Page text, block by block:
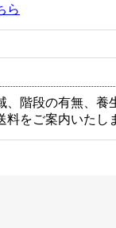
ら
、階段の有無、
料をご案内いたし